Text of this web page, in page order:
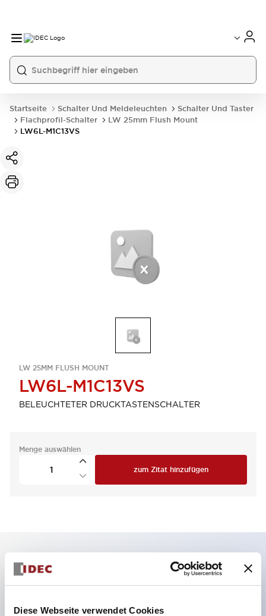
Diese Webseite verwendet Cookies
Startseite Schalter Und Meldeleuchten
Schalter Und Taster
Flachprofil-Schalter
LW 25mm Flush Mount
LW6L-M1C13VS
LW 25MM FLUSH MOUNT
LW6L-M1C13VS
BELEUCHTETER DRUCKTASTENSCHALTER
Menge auswählen
zum Zitat hinzufügen
Hauptmerkmale
Mehrfachbefestigung möglich